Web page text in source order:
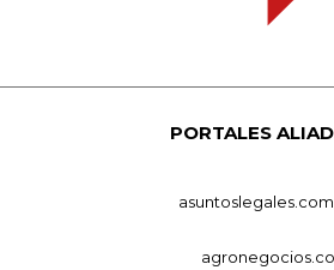
PORTALES
agronegocios.co